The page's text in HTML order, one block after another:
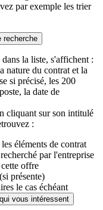
par exemple les trier
recherche
la liste, s'affichent :
nature du contrat et la
si précisé, les 200
la date de
cliquant sur son intitulé
:
éléments de contrat
par l'entreprise
offre
présente)
le cas échéant
vous intéressent